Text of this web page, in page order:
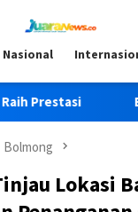
Nasional
Bupati
Bolmong
Lokasi